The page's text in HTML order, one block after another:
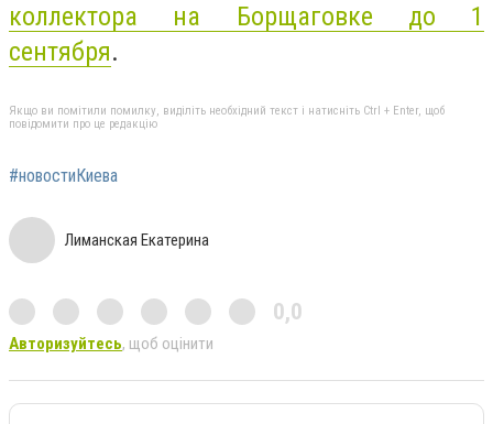
коллектора на Борщаговке до 1
сентября.
Якщо ви помітили помилку, виділіть необхідний текст і натисніть Ctrl + Enter, щоб
повідомити про це редакцію
#новостиКиева
Лиманская Екатерина
0,0
Авторизуйтесь, щоб оцінити